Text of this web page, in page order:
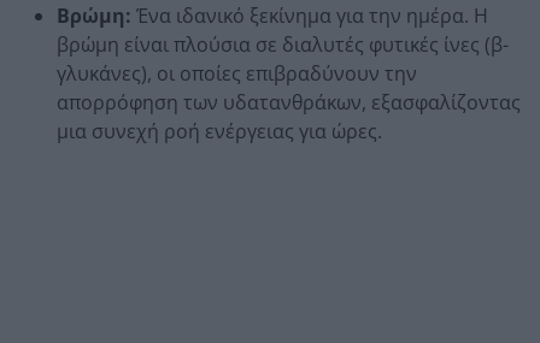
Βρώμη: Ένα ιδανικό ξεκίνημα για την ημέρα. Η
βρώμη είναι πλούσια σε διαλυτές φυτικές ίνες (β-
γλυκάνες), οι οποίες επιβραδύνουν την
απορρόφηση των υδατανθράκων, εξασφαλίζοντας
μια συνεχή ροή ενέργειας για ώρες.